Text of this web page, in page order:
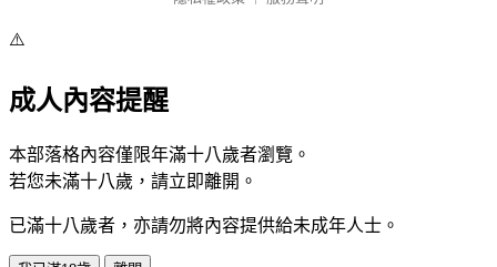
⚠️
成人內容提醒
本部落格內容僅限年滿十八歲者瀏覽。
若您未滿十八歲，請立即離開。
已滿十八歲者，亦請勿將內容提供給未成年人士。